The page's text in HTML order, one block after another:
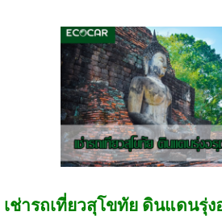
เช่ารถเที่ยวสุโขทัย ดินแดนรุ่